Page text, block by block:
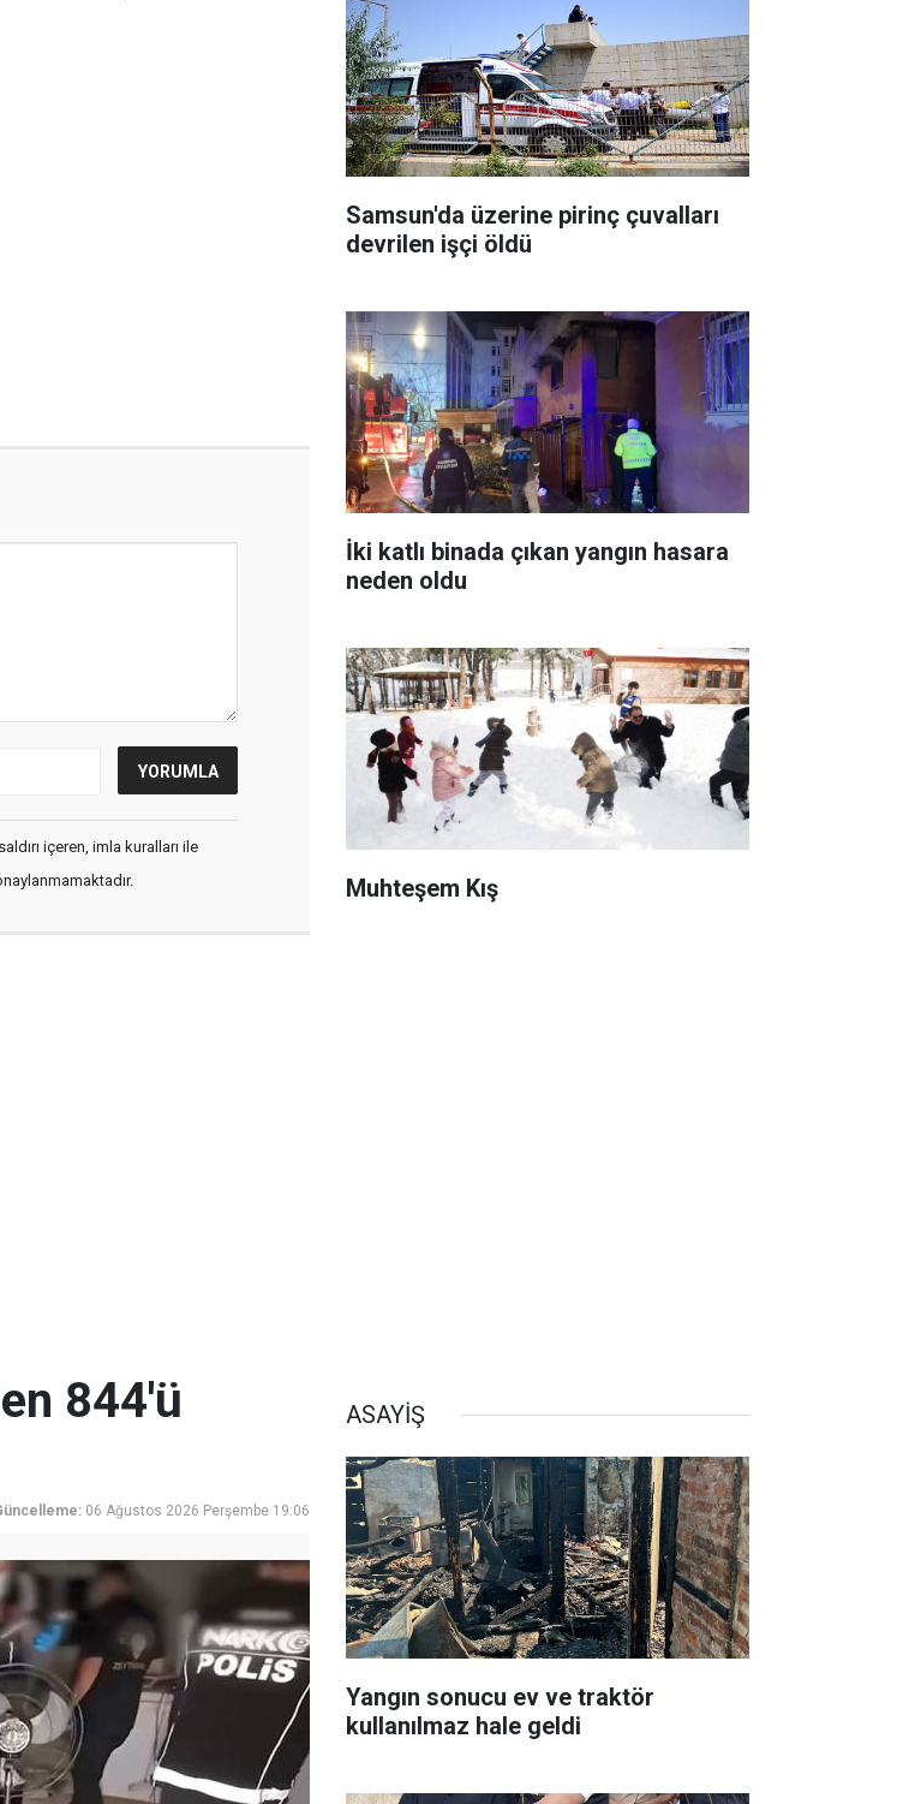
içeren, imla kuralları ile
Samsun'da üzerine pirinç çuvalları
devrilen işçi öldü
İki katlı binada çıkan yangın hasara
neden oldu
Muhteşem Kış
844'ü
06 Ağustos 2026 Perşembe 19:06
ASAYİŞ
Yangın sonucu ev ve traktör
kullanılmaz hale geldi